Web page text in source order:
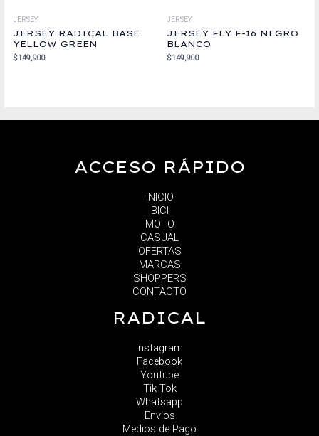
JERSEY
JERSEY RADICAL BASE
YELLOW GREEN
$149,900
JERSEY
JERSEY FLY F-16 NEGRO
BLANCO
$149,900
ACCESO RÁPIDO
INICIO
BICI
MOTO
CASUAL
OFERTAS
MARCAS
SHOPPERS
CONTACTO
RADICAL
Instagram
Facebook
Youtube
Tik Tok
Whatsapp
Envios
Medios de Pago